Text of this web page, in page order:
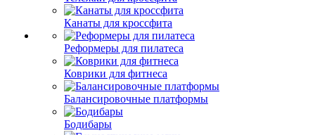
Канаты для кроссфита
Реформеры для пилатеса
Коврики для фитнеса
Балансировочные платформы
Бодибары